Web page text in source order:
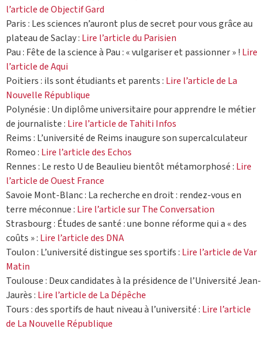
l’article de Objectif Gard
Paris : Les sciences n’auront plus de secret pour vous grâce au
plateau de Saclay : Lire l’article du Parisien
Pau : Fête de la science à Pau : « vulgariser et passionner » ! Lire
l’article de Aqui
Poitiers : ils sont étudiants et parents : Lire l’article de La
Nouvelle République
Polynésie : Un diplôme universitaire pour apprendre le métier
de journaliste : Lire l’article de Tahiti Infos
Reims : L’université de Reims inaugure son supercalculateur
Romeo : Lire l’article des Echos
Rennes : Le resto U de Beaulieu bientôt métamorphosé : Lire
l’article de Ouest France
Savoie Mont-Blanc : La recherche en droit : rendez-vous en
terre méconnue : Lire l’article sur The Conversation
Strasbourg : Études de santé : une bonne réforme qui a « des
coûts » : Lire l’article des DNA
Toulon : L’université distingue ses sportifs : Lire l’article de Var
Matin
Toulouse : Deux candidates à la présidence de l’Université Jean-
Jaurès : Lire l’article de La Dépêche
Tours : des sportifs de haut niveau à l’université : Lire l’article
de La Nouvelle République